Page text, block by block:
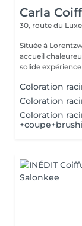
Carla
30, route du
Située à
accueil
solide expérience
Coloration
Coloration
Coloration